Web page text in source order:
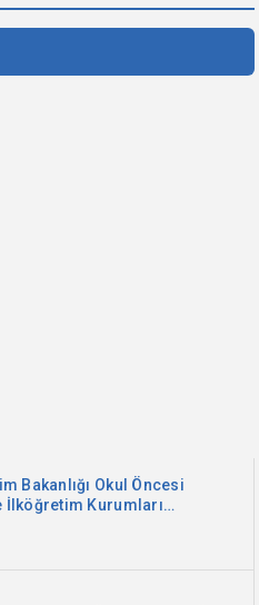
Bakanlığı Okul Öncesi
İlköğretim Kurumları